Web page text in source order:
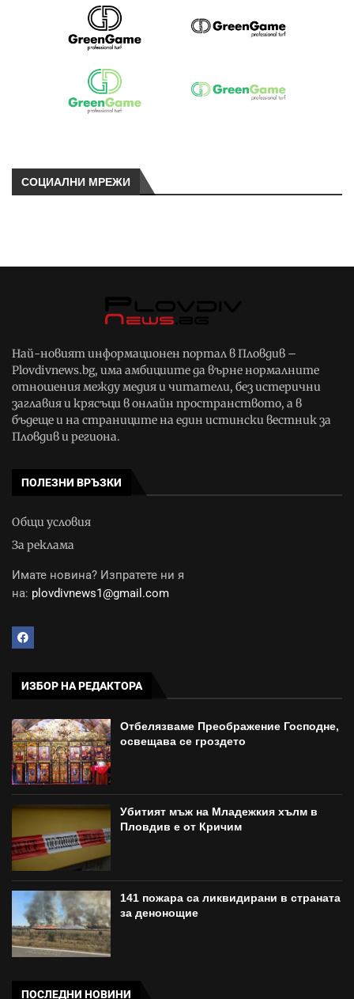
СОЦИАЛНИ МРЕЖИ
Най-новият информационен портал в Пловдив –
Plovdivnews.bg, има амбициите да върне нормалните
отношения между медия и читатели, без истерични
заглавия и крясъци в онлайн пространството, а в
бъдеще и на страниците на един истински вестник за
Пловдив и региона.
ПОЛЕЗНИ ВРЪЗКИ
Общи условия
За реклама
Имате новина? Изпратете ни я
на: plovdivnews1@gmail.com
ИЗБОР НА РЕДАКТОРА
Отбелязваме Преображение Господне,
освещава се гроздето
Убитият мъж на Младежкия хълм в
Пловдив е от Кричим
141 пожара са ликвидирани в страната
за денонощие
ПОСЛЕДНИ НОВИНИ